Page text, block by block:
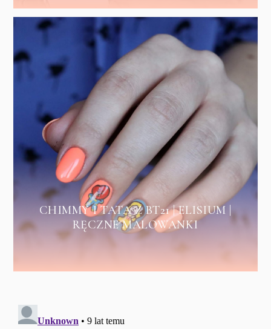
CHIMMY I TATA Z BT21 | ELISIUM |
RĘCZNE MALOWANKI